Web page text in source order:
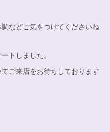
などご気をつけてくださいね
トしました。
ご来店をお待ちしております